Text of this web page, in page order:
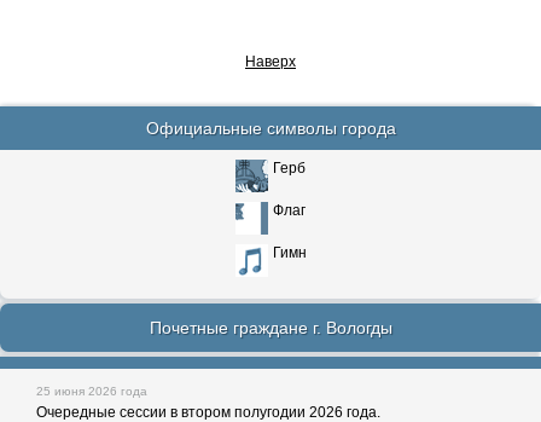
Наверх
Официальные символы города
Герб
Флаг
Гимн
Почетные граждане г. Вологды
25 июня 2026 года
Очередные сессии в втором полугодии 2026 года.